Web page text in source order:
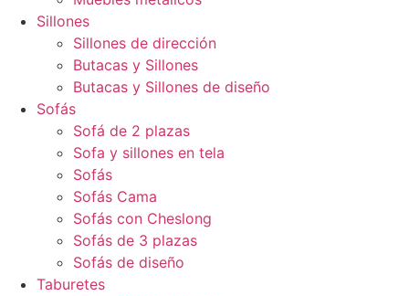
Sillones
Sillones de dirección
Butacas y Sillones
Butacas y Sillones de diseño
Sofás
Sofá de 2 plazas
Sofa y sillones en tela
Sofás
Sofás Cama
Sofás con Cheslong
Sofás de 3 plazas
Sofás de diseño
Taburetes